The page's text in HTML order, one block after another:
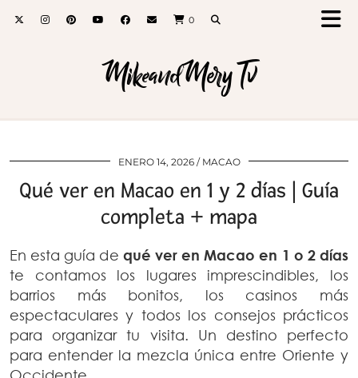
0
MikeandMery Tv
ENERO 14, 2026 MACAO
Qué ver en Macao en 1 y 2 días | Guía
completa + mapa
En esta guía de qué ver en Macao en 1 o 2 días
te contamos los lugares imprescindibles, los
barrios más bonitos, los casinos más
espectaculares y todos los consejos prácticos
para organizar tu visita. Un destino perfecto
para entender la mezcla única entre Oriente y